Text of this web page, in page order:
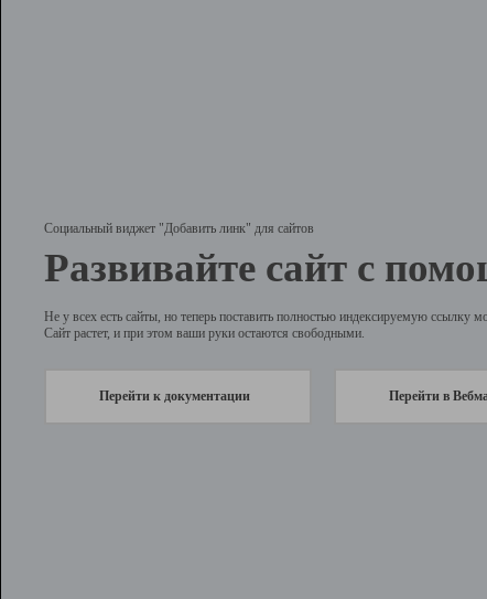
Социальный виджет "Добавить линк" для сайтов
Развивайте сайт с
Не у всех есть сайты, но теперь поставить полностью индексируемую ссылку
Сайт растет, и при этом ваши руки остаются свободными.
Перейти к документации Перейти в